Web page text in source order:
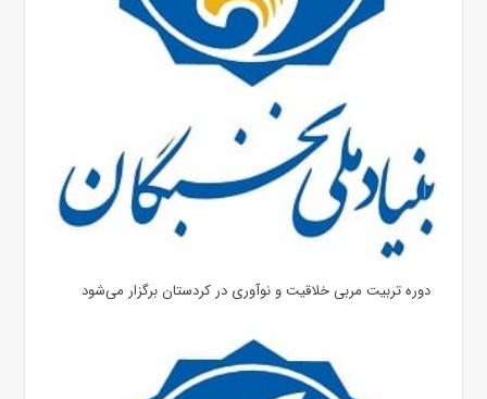
دوره تربیت مربی خلاقیت و نوآوری در کردستان برگزار می‌شود